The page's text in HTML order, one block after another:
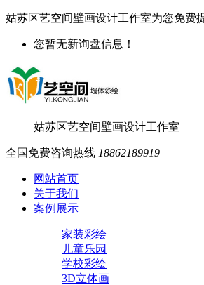
姑苏区艺空间壁画设计工作室为您免费
您暂无新询盘信息！
姑苏区艺空间壁画设计工作室
全国免费咨询热线 18862189919
网站首页
关于我们
案例展示
家装彩绘
儿童乐园
学校彩绘
3D立体画